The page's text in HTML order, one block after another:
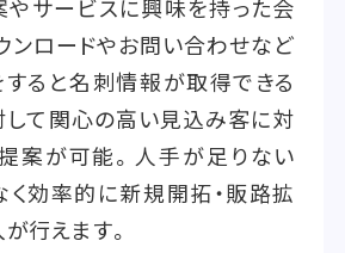
やサービスに興味を持った会
ンロードやお問い合わせなど
すると名刺情報が取得できる
して関心の高い見込み客に対
案が可能。人手が足りない
く効率的に新規開拓・販路拡
行えます。